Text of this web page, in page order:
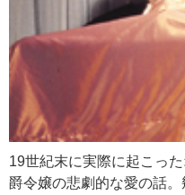
19世紀末に実際に起こっ
爵令嬢の悲劇的な愛の話。